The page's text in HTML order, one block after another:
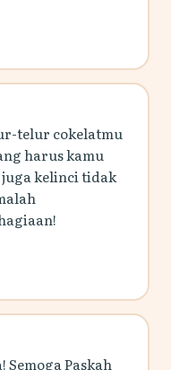
telur cokelatmu
harus kamu
kelinci tidak
Semoga Paskah